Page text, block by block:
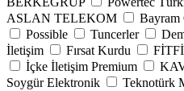
ASLAN TELEKOM
Bayram
Possible
Tuncerler
İletişim
Fırsat Kurdu
İçke İletişim Premium
Soygür Elektronik
Teknotürk